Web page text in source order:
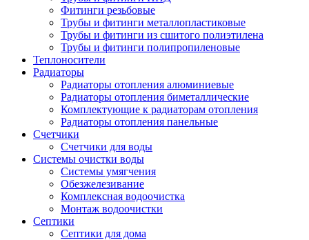
Фитинги резьбовые
Трубы и фитинги металлопластиковые
Трубы и фитинги из сшитого полиэтилена
Трубы и фитинги полипропиленовые
Теплоносители
Радиаторы
Радиаторы отопления алюминиевые
Радиаторы отопления биметаллические
Комплектующие к радиаторам отопления
Радиаторы отопления панельные
Cчетчики
Счетчики для воды
Системы очистки воды
Системы умягчения
Обезжелезивание
Комплексная водоочистка
Монтаж водоочистки
Септики
Септики для дома